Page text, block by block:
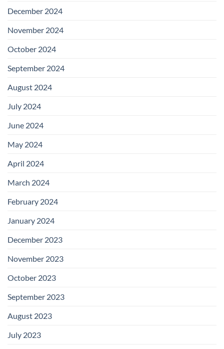
December 2024
November 2024
October 2024
September 2024
August 2024
July 2024
June 2024
May 2024
April 2024
March 2024
February 2024
January 2024
December 2023
November 2023
October 2023
September 2023
August 2023
July 2023